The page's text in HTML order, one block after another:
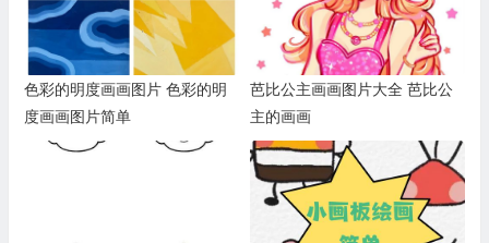
色彩的明度画画图片 色彩的明
度画画图片简单
芭比公主画画图片大全 芭比公
主的画画